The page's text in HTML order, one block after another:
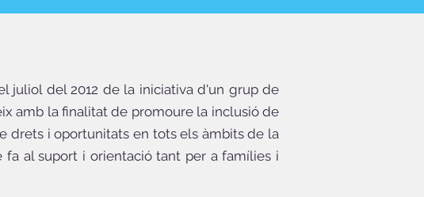
juliol del 2012 de la iniciativa d'un grup de
amb la finalitat de promoure la inclusió de
drets i oportunitats en tots els àmbits de la
al suport i orientació tant per a famílies i